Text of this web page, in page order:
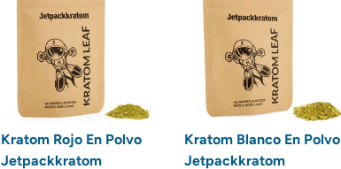
Kratom Rojo En Polvo
Jetpackkratom
Kratom Blanco En Polvo
Jetpackkratom